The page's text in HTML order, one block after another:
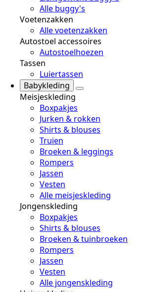
Alle buggy's
Voetenzakken
Alle voetenzakken
Autostoel accessoires
Autostoelhoezen
Tassen
Luiertassen
Babykleding
Meisjeskleding
Boxpakjes
Jurken & rokken
Shirts & blouses
Truien
Broeken & leggings
Rompers
Jassen
Vesten
Alle meisjeskleding
Jongenskleding
Boxpakjes
Shirts & blouses
Broeken & tuinbroeken
Rompers
Jassen
Vesten
Alle jongenskleding